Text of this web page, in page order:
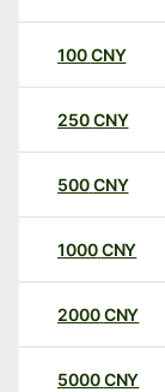
100CNY
250CNY
500CNY
1000CNY
2000CNY
5000CNY